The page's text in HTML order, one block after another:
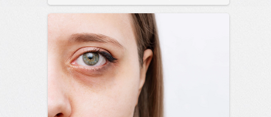
сайт.23:4006 авг 2026